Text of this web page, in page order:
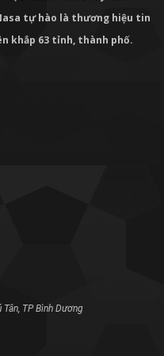
tự hào là thương hiệu tin
khắp 63 tỉnh, thành phố.
TP Bình Dương